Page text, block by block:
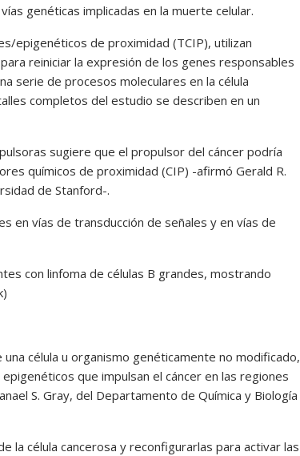
genéticas implicadas en la muerte celular.
epigenéticos de proximidad (TCIP), utilizan
reiniciar la expresión de los genes responsables
serie de procesos moleculares en la célula
completos del estudio se describen en un
sugiere que el propulsor del cáncer podría
químicos de proximidad (CIP) -afirmó Gerald R.
de Stanford-.
en vías de transducción de señales y en vías de
con linfoma de células B grandes, mostrando
célula u organismo genéticamente no modificado,
que impulsan el cáncer en las regiones
S. Gray, del Departamento de Química y Biología
la célula cancerosa y reconfigurarlas para activar las